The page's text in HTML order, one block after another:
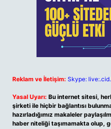
Reklam ve İletişim: Skype:
Yasal Uyarı: Bu internet sitesi,
şirketi ile hiçbir bağlantısı
hazırladığımız makaleler
haber niteliği taşımamakta olup,